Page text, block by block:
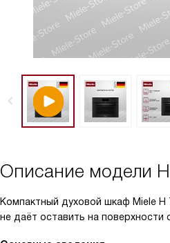
Описание модели
Компактный духовой шкаф Miele H
не даёт оставить на поверхности